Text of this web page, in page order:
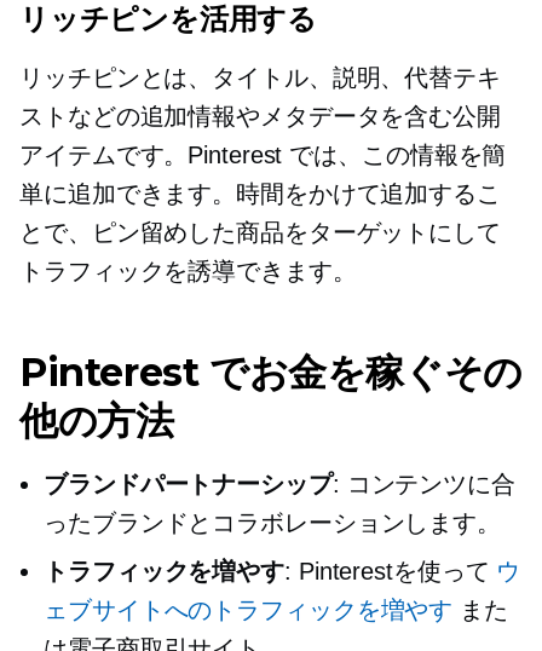
リッチピンを活用する
リッチピンとは、タイトル、説明、代替テキ
ストなどの追加情報やメタデータを含む公開
アイテムです。Pinterest では、この情報を簡
単に追加できます。時間をかけて追加するこ
とで、ピン留めした商品をターゲットにして
トラフィックを誘導できます。
Pinterest でお金を稼ぐその
他の方法
ブランドパートナーシップ: コンテンツに合
ったブランドとコラボレーションします。
トラフィックを増やす: Pinterestを使って ウ
ェブサイトへのトラフィックを増やす また